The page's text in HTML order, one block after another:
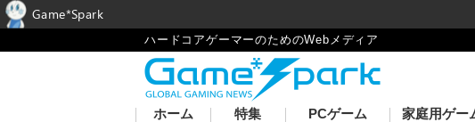
ハードコアゲーマーのためのWebメディア
ホーム 特集 PCゲーム 家庭用ゲー
Game*Spark